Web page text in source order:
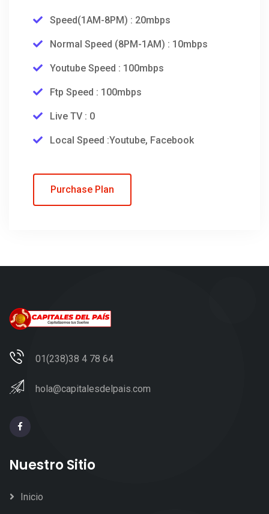
Speed(1AM-8PM) : 20mbps
Normal Speed (8PM-1AM) : 10mbps
Youtube Speed : 100mbps
Ftp Speed : 100mbps
Live TV : 0
Local Speed :Youtube, Facebook
Purchase Plan
01(238)38 4 78 64
hola@capitalesdelpais.com
Nuestro Sitio
Inicio